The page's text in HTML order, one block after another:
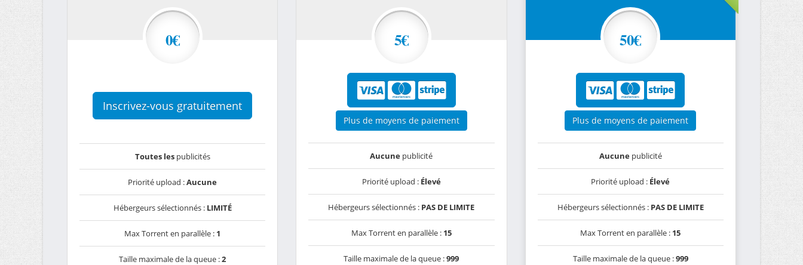
0€
Inscrivez-vous gratuitement
Toutes lespublicités
Priorité upload :Aucune
Hébergeurs sélectionnés : LIMITÉ
Max Torrent en parallèle : 1
Taille maximale de la queue :2
5€
Plus de moyens de paiement
Aucune publicité
Priorité upload : Élevé
Hébergeurs sélectionnés : PAS DE LIMITE
Max Torrent en parallèle : 15
Taille maximale de la queue :999
50€
Plus de moyens de paiement
Aucunepublicité
Priorité upload : Élevé
Hébergeurs sélectionnés : PAS DE LIMITE
Max Torrent en parallèle : 15
Taille maximale de la queue :999